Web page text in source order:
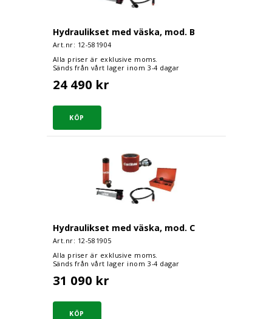
Hydraulikset med väska, mod. B
Art.nr: 12-581904
Alla priser är exklusive moms.
Sänds från vårt lager inom 3-4 dagar
24 490 kr
Hydraulikset med väska, mod. C
Hydraulikset med väska, mod. C
Art.nr: 12-581905
Alla priser är exklusive moms.
Sänds från vårt lager inom 3-4 dagar
31 090 kr